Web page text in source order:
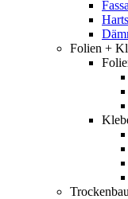
Folien +
Trockenbau